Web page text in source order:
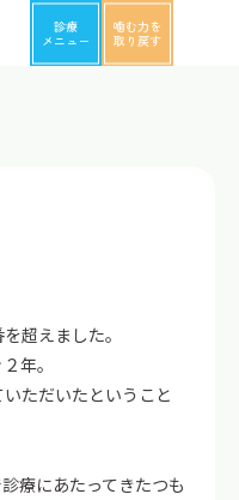
診療
メニュー
噛む力を
取り戻す
超えました。
年。
ただいたということ
療にあたってきたつも